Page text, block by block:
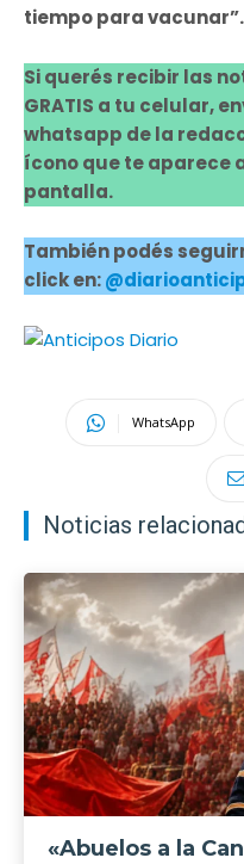
tiempo para vacunar”.
Si querés recibir las
GRATIS a tu celular,
whatsapp de la
ícono que te aparece
pantalla.
También podés
click en:
WhatsApp
Noticias
«Abuelos a la